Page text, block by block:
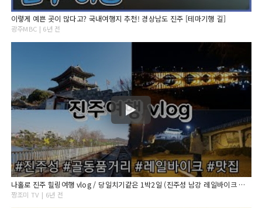
이렇게 예쁜 곳이 많다고? 국내여행지 추천! 경상남도 진주 [테마기행 길]
광주MBC | 6년 전
나홀로 진주 힐링여행 vlog / 당일치기같은 1박2일 (진주성 남강 레일바이크 골동품거리 중앙시장 진주맛집 진주 가볼만한곳) korea jinsu trevel
짱조미 TV | 6년 전